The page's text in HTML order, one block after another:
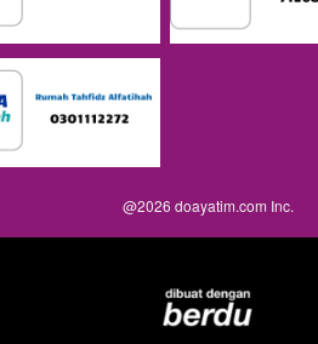
@2026 doayatim.com Inc.